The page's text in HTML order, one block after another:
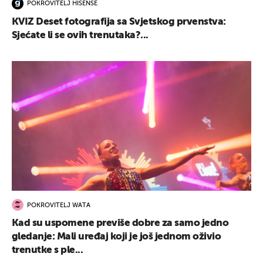
POKROVITELJ HISENSE
KVIZ Deset fotografija sa Svjetskog prvenstva:
Sjećate li se ovih trenutaka?...
POKROVITELJ WATA
Kad su uspomene previše dobre za samo jedno
gledanje: Mali uređaj koji je još jednom oživio
trenutke s ple...